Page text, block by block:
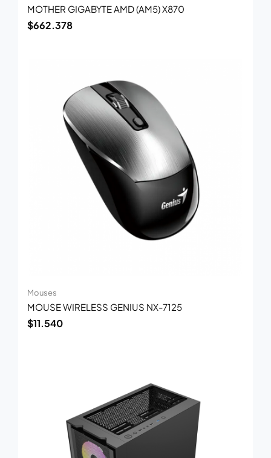
MOTHER GIGABYTE AMD (AM5) X870
$662.378
Mouses
MOUSE WIRELESS GENIUS NX-7125
$11.540